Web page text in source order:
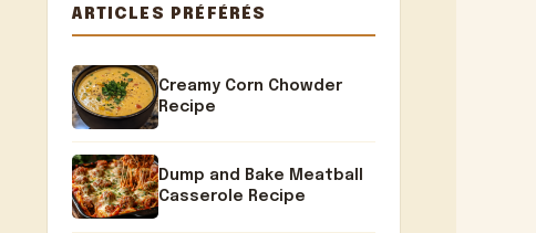
ARTICLES PRÉFÉRÉS
Creamy Corn Chowder
Recipe
Dump and Bake Meatball
Casserole Recipe